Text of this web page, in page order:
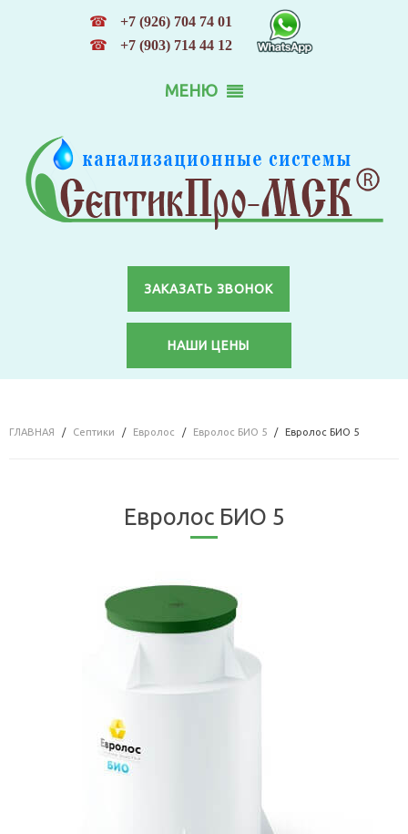
☎ +7 (926) 704 74 01
☎ +7 (903) 714 44 12
МЕНЮ
ЗАКАЗАТЬ ЗВОНОК
НАШИ ЦЕНЫ
ГЛАВНАЯ Септики Евролос Евролос БИО 5 Евролос БИО 5
Евролос БИО 5